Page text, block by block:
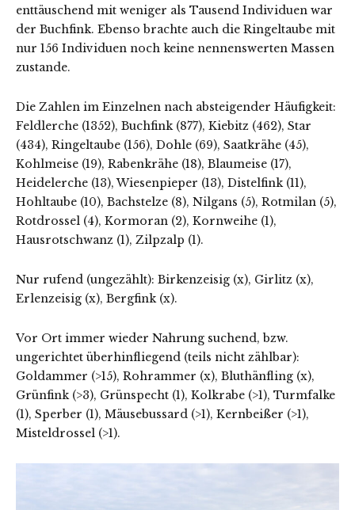
enttäuschend mit weniger als Tausend Individuen war
der Buchfink. Ebenso brachte auch die Ringeltaube mit
nur 156 Individuen noch keine nennenswerten Massen
zustande.
Die Zahlen im Einzelnen nach absteigender Häufigkeit:
Feldlerche (1352), Buchfink (877), Kiebitz (462), Star
(434), Ringeltaube (156), Dohle (69), Saatkrähe (45),
Kohlmeise (19), Rabenkrähe (18), Blaumeise (17),
Heidelerche (13), Wiesenpieper (13), Distelfink (11),
Hohltaube (10), Bachstelze (8), Nilgans (5), Rotmilan (5),
Rotdrossel (4), Kormoran (2), Kornweihe (1),
Hausrotschwanz (1), Zilpzalp (1).
Nur rufend (ungezählt): Birkenzeisig (x), Girlitz (x),
Erlenzeisig (x), Bergfink (x).
Vor Ort immer wieder Nahrung suchend, bzw.
ungerichtet überhinfliegend (teils nicht zählbar):
Goldammer (>15), Rohrammer (x), Bluthänfling (x),
Grünfink (>3), Grünspecht (1), Kolkrabe (>1), Turmfalke
(1), Sperber (1), Mäusebussard (>1), Kernbeißer (>1),
Misteldrossel (>1).